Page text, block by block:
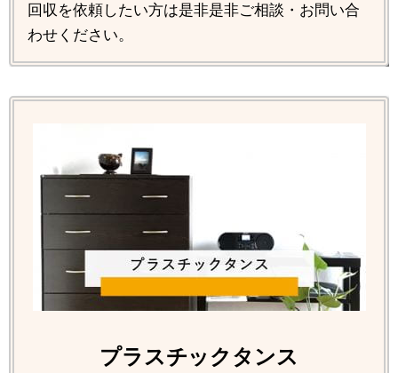
回収を依頼したい方は是非是非ご相談・お問い合
わせください。
プラスチックタンス